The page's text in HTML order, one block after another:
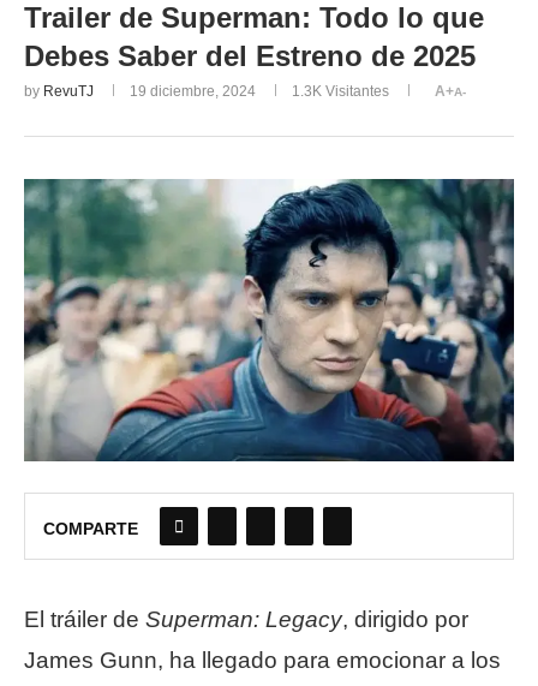
Trailer de Superman: Todo lo que
Debes Saber del Estreno de 2025
by RevuTJ 19 diciembre, 2024 1.3K Visitantes A+A-
COMPARTE
El tráiler de Superman: Legacy, dirigido por
James Gunn, ha llegado para emocionar a los